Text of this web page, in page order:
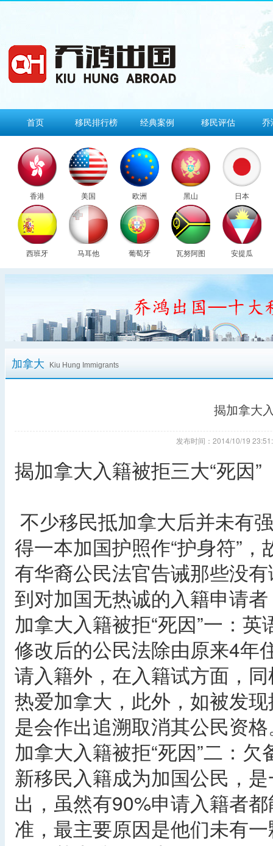
首页 移民排行榜 经典案例 移民评估 乔
香港 美国 欧洲 黑山 日本
西班牙 马耳他 葡萄牙 瓦努阿图 安提瓜
加拿大 Kiu Hung Immigrants
揭加拿大
发布时间：2014/10/19
揭加拿大入籍被拒三大“死因”
不少移民抵加拿大后并未有
得一本加国护照作“护身符”
有华裔公民法官告诫那些没
到对加国无热诚的入籍申请
加拿大入籍被拒“死因”一：英
修改后的公民法除由原来4年
请入籍外，在入籍试方面，
热爱加拿大，此外，如被发
是会作出追溯取消其公民资
加拿大入籍被拒“死因”二：欠
新移民入籍成为加国公民，
出，虽然有90%申请入籍者
准，最主要原因是他们未有